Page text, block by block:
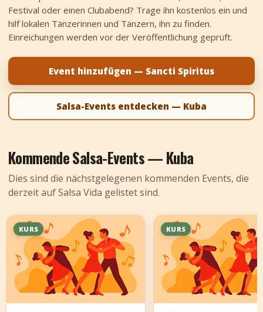
+ Event hinzufügen
Festival oder einen Clubabend? Trage ihn kostenlos ein und
hilf lokalen Tänzerinnen und Tänzern, ihn zu finden.
Einreichungen werden vor der Veröffentlichung geprüft.
Event hinzufügen — Sancti Spiritus
Salsa-Events entdecken — Kuba
Kommende Salsa-Events — Kuba
Dies sind die nächstgelegenen kommenden Events, die
derzeit auf Salsa Vida gelistet sind.
KURS KURS